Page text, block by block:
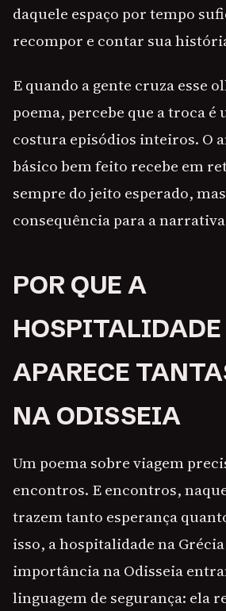
daquele espaço por tempo
recompor e contar sua
E quando a gente cruza esse
poema, percebe que a troca é
costura episódios inteiros. O
básico bem feito recebe em
sempre do jeito esperado,
consequência para a
POR QUE A
HOSPITALIDADE
APARECE
NA ODISSEIA
Um poema sobre viagem
encontros. E encontros,
trazem tanto esperança
isso, a hospitalidade na
importância na Odisseia
linguagem de segurança: ela